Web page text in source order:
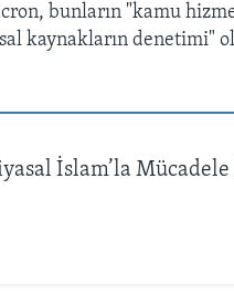
bunların "kamu
kaynakların denetimi"
İslam’la